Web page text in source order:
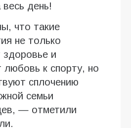
весь день!
что такие
не только
здоровье и
любовь к спорту, но
сплочению
семьи
— отметили